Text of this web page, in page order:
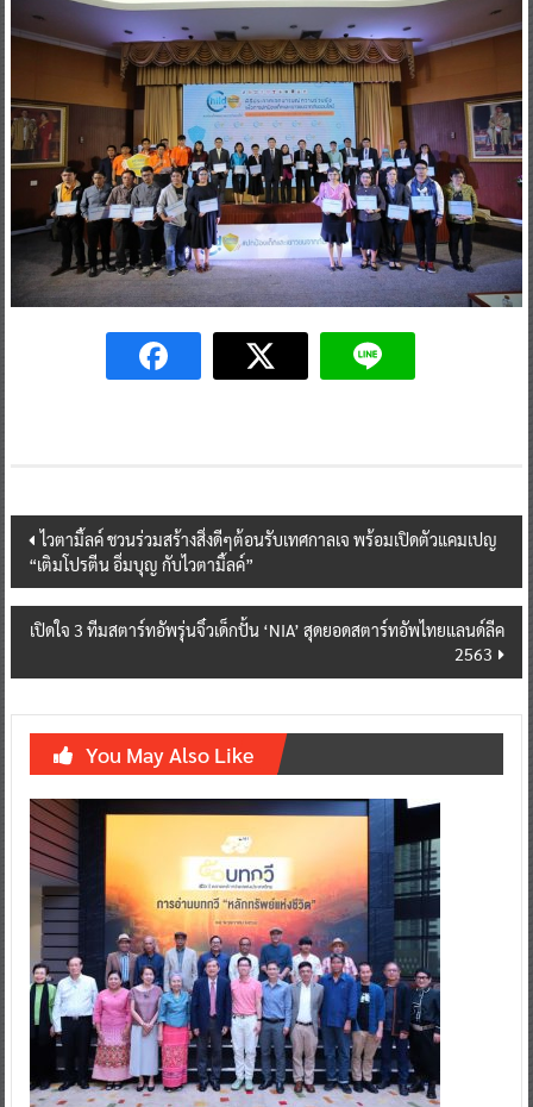
Post
navigation
ไวตามิ้ลค์ ชวนร่วมสร้างสิ่งดีๆต้อนรับเทศกาลเจ พร้อมเปิดตัวแคมเปญ
“เติมโปรตีน อิ่มบุญ กับไวตามิ้ลค์”
เปิดใจ 3 ทีมสตาร์ทอัพรุ่นจิ๋วเด็กปั้น ‘NIA’ สุดยอดสตาร์ทอัพไทยแลนด์ลีค
2563
You May Also Like